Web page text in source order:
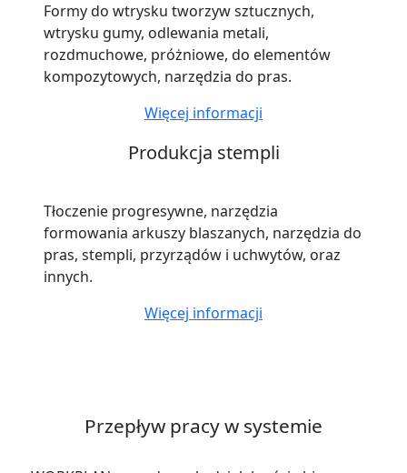
Formy do wtrysku tworzyw sztucznych,
wtrysku gumy, odlewania metali,
rozdmuchowe, próżniowe, do elementów
kompozytowych, narzędzia do pras.
Więcej informacji
Produkcja stempli
Tłoczenie progresywne, narzędzia
formowania arkuszy blaszanych, narzędzia do
pras, stempli, przyrządów i uchwytów, oraz
innych.
Więcej informacji
Przepływ pracy w systemie